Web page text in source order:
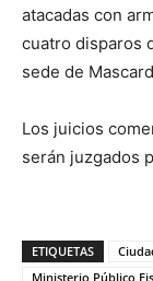
atacadas con
cuatro disparos
sede de
Los juicios
serán juzgados
ETIQUETAS
Ministerio Público